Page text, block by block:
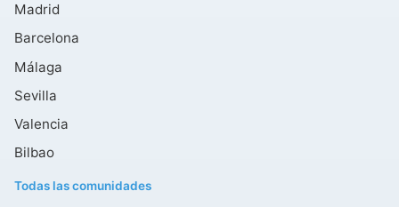
Madrid
Barcelona
Málaga
Sevilla
Valencia
Bilbao
Todas las comunidades